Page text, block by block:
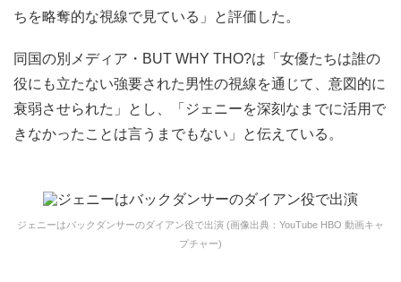
ちを略奪的な視線で見ている」と評価した。
同国の別メディア・BUT WHY THO?は「女優たちは誰の
役にも立たない強要された男性の視線を通じて、意図的に
衰弱させられた」とし、「ジェニーを深刻なまでに活用で
きなかったことは言うまでもない」と伝えている。
ジェニーはバックダンサーのダイアン役で出演 (画像出典：YouTube HBO 動画キャ
プチャー)